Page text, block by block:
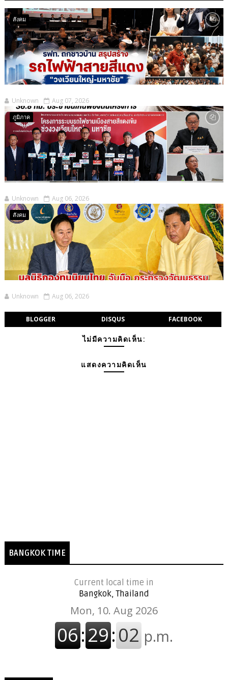
สังคม
Unknown Aug 07, 2026
ภูมิภาค
Unknown Aug 06, 2026
สังคม
Unknown Aug 06, 2026
BLOGGER DISQUS FACEBOOK
ไม่มีความคิดเห็น:
แสดงความคิดเห็น
BANGKOK TIME
Current local time in
Bangkok, Thailand